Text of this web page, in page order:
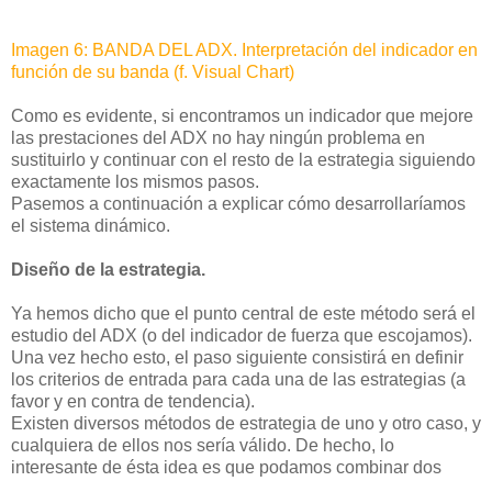
Imagen 6: BANDA DEL ADX. Interpretación del indicador en
función de su banda (f. Visual Chart)
Como es evidente, si encontramos un indicador que mejore
las prestaciones del ADX no hay ningún problema en
sustituirlo y continuar con el resto de la estrategia siguiendo
exactamente los mismos pasos.
Pasemos a continuación a explicar cómo desarrollaríamos
el sistema dinámico.
Diseño de la estrategia.
Ya hemos dicho que el punto central de este método será el
estudio del ADX (o del indicador de fuerza que escojamos).
Una vez hecho esto, el paso siguiente consistirá en definir
los criterios de entrada para cada una de las estrategias (a
favor y en contra de tendencia).
Existen diversos métodos de estrategia de uno y otro caso, y
cualquiera de ellos nos sería válido. De hecho, lo
interesante de ésta idea es que podamos combinar dos